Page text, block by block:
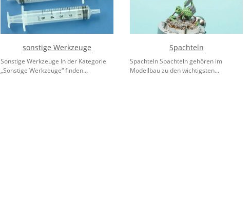
sonstige Werkzeuge
Sonstige Werkzeuge In der Kategorie
„Sonstige Werkzeuge“ finden...
Spachteln
Spachteln Spachteln gehören im
Modellbau zu den wichtigsten...